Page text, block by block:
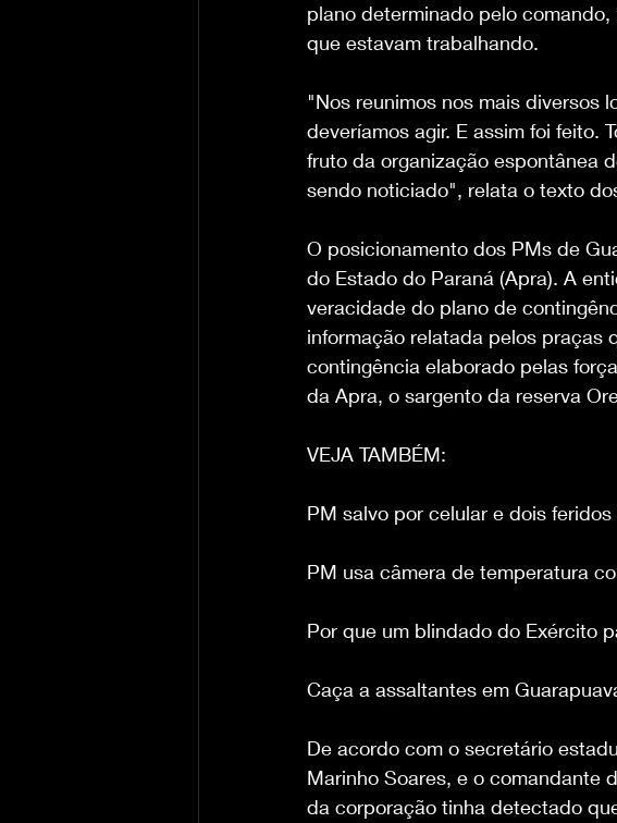
plano determinado pelo
que estavam trabalhando.
"Nos reunimos nos mais diversos
deveríamos agir. E assim foi feito.
fruto da organização espontânea
sendo noticiado", relata o texto
O posicionamento dos PMs de
do Estado do Paraná (Apra). A
veracidade do plano de
informação relatada pelos praças
contingência elaborado pelas
da Apra, o sargento da reserva
VEJA TAMBÉM:
PM salvo por celular e dois
PM usa câmera de temperatura
Por que um blindado do Exército
Caça a assaltantes em
De acordo com o secretário
Marinho Soares, e o comandante
da corporação tinha detectado